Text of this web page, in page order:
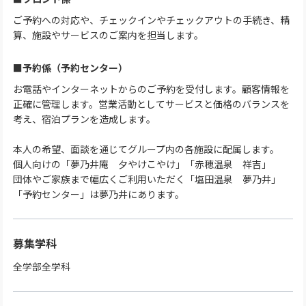
ご予約への対応や、チェックインやチェックアウトの手続き、精
算、施設やサービスのご案内を担当します。
■予約係（予約センター）
お電話やインターネットからのご予約を受付します。顧客情報を
正確に管理します。営業活動としてサービスと価格のバランスを
考え、宿泊プランを造成します。
本人の希望、面談を通じてグループ内の各施設に配属します。
個人向けの「夢乃井庵 夕やけこやけ」「赤穂温泉 祥吉」
団体やご家族まで幅広くご利用いただく「塩田温泉 夢乃井」
「予約センター」は夢乃井にあります。
募集学科
全学部全学科